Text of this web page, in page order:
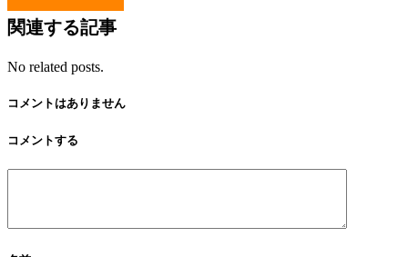
関連する記事
No related posts.
コメントはありません
コメントする